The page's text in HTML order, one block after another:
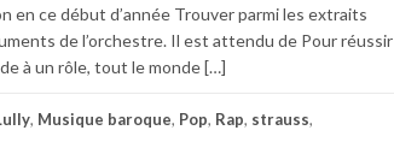
en ce début d’année Trouver parmi les extraits
de l’orchestre. Il est attendu de Pour réussir
à un rôle, tout le monde […]
, Musique baroque, Pop, Rap, strauss,